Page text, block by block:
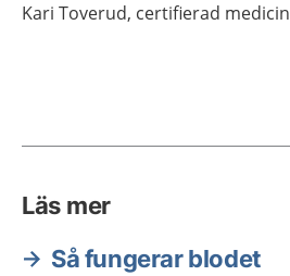
Kari Toverud, certifierad
Läs mer
Så fungerar blodet